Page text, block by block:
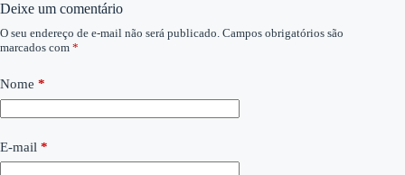
Deixe um comentário
O seu endereço de e-mail não será publicado. Campos obrigatórios são
marcados com *
Nome *
E-mail *